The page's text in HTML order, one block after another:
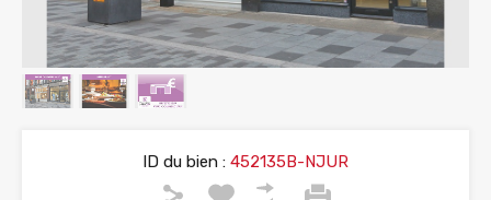
ID du bien : 452135B-NJUR